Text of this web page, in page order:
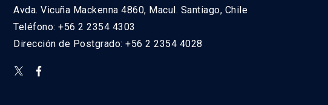
Avda. Vicuña Mackenna 4860, Macul. Santiago, Chile
Teléfono: +56 2 2354 4303
Dirección de Postgrado: +56 2 2354 4028